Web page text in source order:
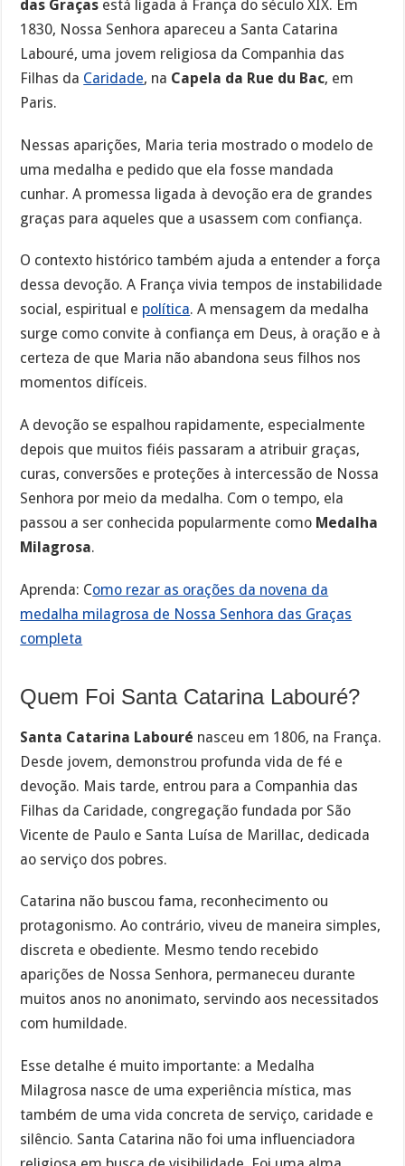
das Graças está ligada à França do século XIX. Em
1830, Nossa Senhora apareceu a Santa Catarina
Labouré, uma jovem religiosa da Companhia das
Filhas da Caridade, na Capela da Rue du Bac, em
Paris.
Nessas aparições, Maria teria mostrado o modelo de
uma medalha e pedido que ela fosse mandada
cunhar. A promessa ligada à devoção era de grandes
graças para aqueles que a usassem com confiança.
O contexto histórico também ajuda a entender a força
dessa devoção. A França vivia tempos de instabilidade
social, espiritual e política. A mensagem da medalha
surge como convite à confiança em Deus, à oração e à
certeza de que Maria não abandona seus filhos nos
momentos difíceis.
A devoção se espalhou rapidamente, especialmente
depois que muitos fiéis passaram a atribuir graças,
curas, conversões e proteções à intercessão de Nossa
Senhora por meio da medalha. Com o tempo, ela
passou a ser conhecida popularmente como Medalha
Milagrosa.
Aprenda: Como rezar as orações da novena da
medalha milagrosa de Nossa Senhora das Graças
completa
Quem Foi Santa Catarina Labouré?
Santa Catarina Labouré nasceu em 1806, na França.
Desde jovem, demonstrou profunda vida de fé e
devoção. Mais tarde, entrou para a Companhia das
Filhas da Caridade, congregação fundada por São
Vicente de Paulo e Santa Luísa de Marillac, dedicada
ao serviço dos pobres.
Catarina não buscou fama, reconhecimento ou
protagonismo. Ao contrário, viveu de maneira simples,
discreta e obediente. Mesmo tendo recebido
aparições de Nossa Senhora, permaneceu durante
muitos anos no anonimato, servindo aos necessitados
com humildade.
Esse detalhe é muito importante: a Medalha
Milagrosa nasce de uma experiência mística, mas
também de uma vida concreta de serviço, caridade e
silêncio. Santa Catarina não foi uma influenciadora